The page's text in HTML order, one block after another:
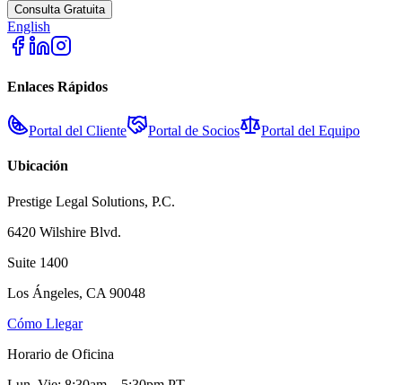
Consulta Gratuita
English
Enlaces Rápidos
Portal del Cliente Portal de Socios Portal del Equipo
Ubicación
Prestige Legal Solutions, P.C.
6420 Wilshire Blvd.
Suite 1400
Los Ángeles, CA 90048
Cómo Llegar
Horario de Oficina